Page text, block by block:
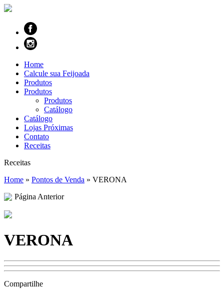
Home
Calcule sua Feijoada
Produtos
Produtos
Produtos
Catálogo
Catálogo
Lojas Próximas
Contato
Receitas
Receitas
Home » Pontos de Venda » VERONA
Página Anterior
VERONA
Compartilhe